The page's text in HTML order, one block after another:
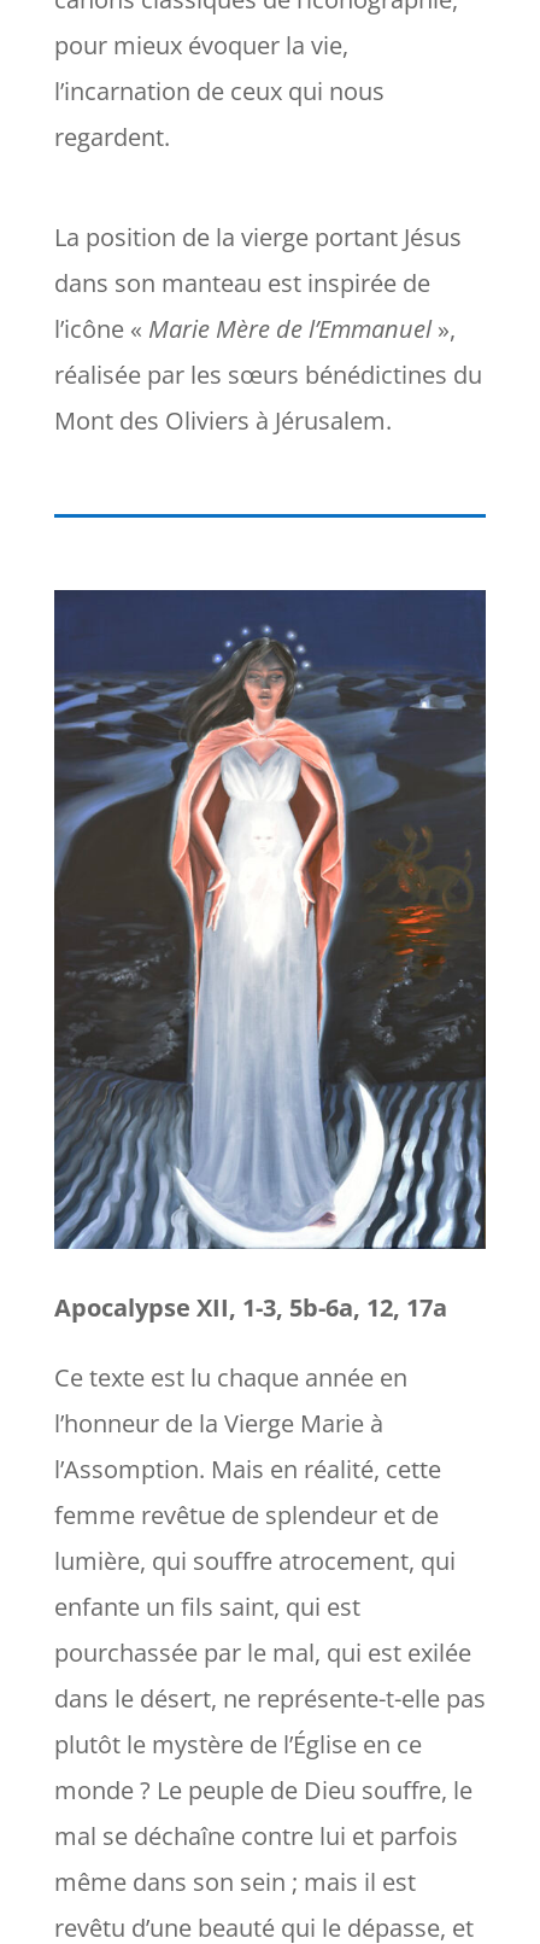
pour mieux évoquer la vie,
l’incarnation de ceux qui nous
regardent.
La position de la vierge portant Jésus
dans son manteau est inspirée de
l’icône « Marie Mère del’Emmanuel »,
réalisée par les sœurs bénédictines du
Mont des Oliviers à Jérusalem.
Apocalypse XII, 1-3, 5b-6a, 12, 17a
Ce texte est lu chaque année en
l’honneur de la Vierge Marie à
l’Assomption. Mais en réalité, cette
femme revêtue de splendeur et de
lumière, qui souffre atrocement, qui
enfante un fils saint, qui est
pourchassée par le mal, qui est exilée
dans le désert, ne représente-t-elle pas
plutôt le mystère de l’Église en ce
monde ? Le peuple de Dieu souffre, le
mal se déchaîne contre lui et parfois
même dans son sein ; mais il est
revêtu d’une beauté qui le dépasse, et